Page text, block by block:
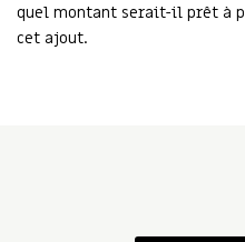
quel montant serait-il prêt à
cet ajout.